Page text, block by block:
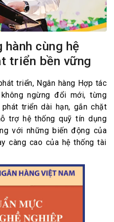
hành cùng hệ
triển bền vững
triển, Ngân hàng Hợp tác
ngừng đổi mới, từng
triển dài hạn, gắn chặt
trợ hệ thống quỹ tín dụng
với những biến động của
càng cao của hệ thống tài